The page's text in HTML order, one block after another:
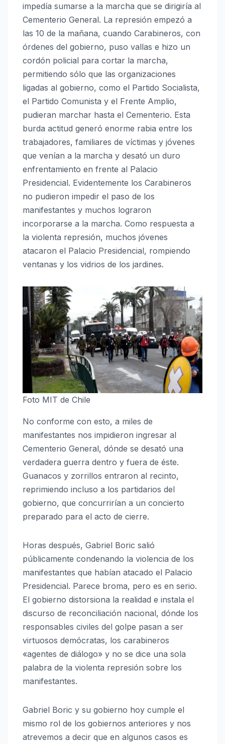
impedía sumarse a la marcha que se dirigiría al
Cementerio General. La represión empezó a
las 10 de la mañana, cuando Carabineros, con
órdenes del gobierno, puso vallas e hizo un
cordón policial para cortar la marcha,
permitiendo sólo que las organizaciones
ligadas al gobierno, como el Partido Socialista,
el Partido Comunista y el Frente Amplio,
pudieran marchar hasta el Cementerio. Esta
burda actitud generó enorme rabia entre los
trabajadores, familiares de víctimas y jóvenes
que venían a la marcha y desató un duro
enfrentamiento en frente al Palacio
Presidencial. Evidentemente los Carabineros
no pudieron impedir el paso de los
manifestantes y muchos lograron
incorporarse a la marcha. Como respuesta a
la violenta represión, muchos jóvenes
atacaron el Palacio Presidencial, rompiendo
ventanas y los vidrios de los jardines.
Foto MIT de Chile
No conforme con esto, a miles de
manifestantes nos impidieron ingresar al
Cementerio General, dónde se desató una
verdadera guerra dentro y fuera de éste.
Guanacos y zorrillos entraron al recinto,
reprimiendo incluso a los partidarios del
gobierno, que concurrirían a un concierto
preparado para el acto de cierre.
Horas después, Gabriel Boric salió
públicamente condenando la violencia de los
manifestantes que habían atacado el Palacio
Presidencial. Parece broma, pero es en serio.
El gobierno distorsiona la realidad e instala el
discurso de reconciliación nacional, dónde los
responsables civiles del golpe pasan a ser
virtuosos demócratas, los carabineros
«agentes de diálogo» y no se dice una sola
palabra de la violenta represión sobre los
manifestantes.
Gabriel Boric y su gobierno hoy cumple el
mismo rol de los gobiernos anteriores y nos
atrevemos a decir que en algunos casos es